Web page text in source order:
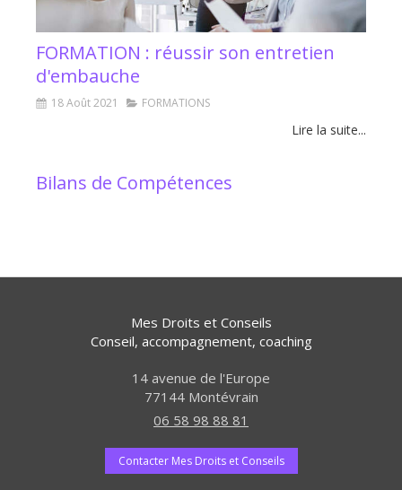
FORMATION : réussir son entretien
d'embauche
18 Août 2021 FORMATIONS
Lire la suite...
Bilans de Compétences
Mes Droits et Conseils
Conseil, accompagnement, coaching
14 avenue de l'Europe
77144 Montévrain
06 58 98 88 81
Contacter Mes Droits et Conseils